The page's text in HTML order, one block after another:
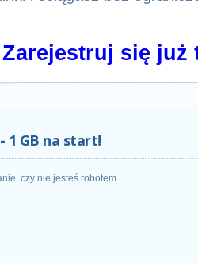
Zarejestruj się już
1 GB na start!
czy nie jesteś robotem